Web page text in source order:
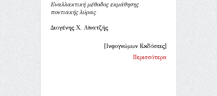
Εναλλακτική μέθοδος εκμάθησης
ποντιακής λύρας
Διογένης Χ. Αϊνατζής
[Ινφογνώμων Εκδόσεις]
Περισσότερα